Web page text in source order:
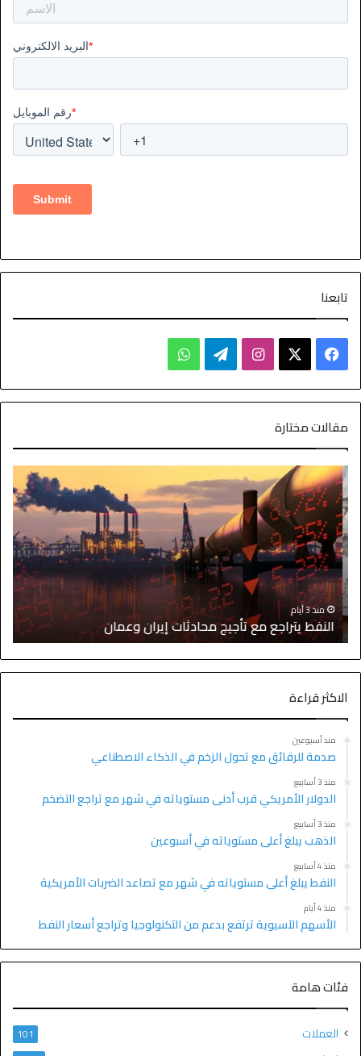
تابعنا
مقالات مختارة
منذ 3 أيام
النفط يتراجع مع تأجيج محادثات إيران وعمان
الاكثر قراءة
منذ أسبوعين
صدمة للرقائق مع تحول الزخم في الذكاء الاصطناعي
منذ 3 أسابيع
الدولار الأمريكي قرب أدنى مستوياته في شهر مع تراجع التضخم
منذ 3 أسابيع
الذهب يبلغ أعلى مستوياته في أسبوعين
منذ 4 أسابيع
النفط يبلغ أعلى مستوياته في شهر مع تصاعد الضربات الأمريكية
منذ 4 أيام
الأسهم الآسيوية ترتفع بدعم من التكنولوجيا وتراجع أسعار النفط
فئات هامة
العملات 101